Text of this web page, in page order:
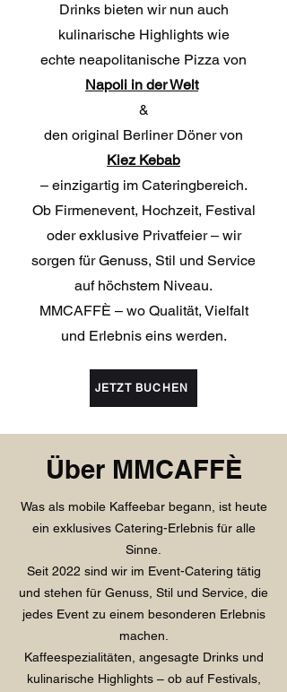
Drinks bieten wir nun auch
kulinarische Highlights wie
echte neapolitanische Pizza von
Napoli in der Welt
&
den original Berliner Döner von
Kiez Kebab
– einzigartig im Cateringbereich.
Ob Firmenevent, Hochzeit, Festival
oder exklusive Privatfeier – wir
sorgen für Genuss, Stil und Service
auf höchstem Niveau.
MMCAFFÈ – wo Qualität, Vielfalt
und Erlebnis eins werden.
JETZT BUCHEN
Über MMCAFFÈ
Was als mobile Kaffeebar begann, ist heute
ein exklusives Catering-Erlebnis für alle
Sinne.
Seit 2022 sind wir im Event-Catering tätig
und stehen für Genuss, Stil und Service, die
jedes Event zu einem besonderen Erlebnis
machen.
Kaffeespezialitäten, angesagte Drinks und
kulinarische Highlights – ob auf Festivals,